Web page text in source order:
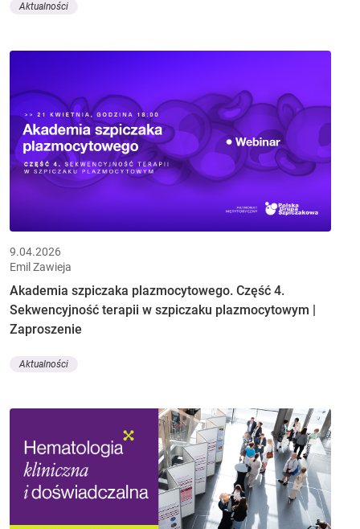
Aktualności
9.04.2026
Emil Zawieja
Akademia szpiczaka plazmocytowego. Część 4.
Sekwencyjność terapii w szpiczaku plazmocytowym |
Zaproszenie
Aktualności